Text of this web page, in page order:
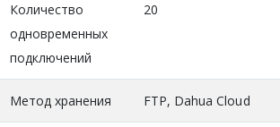
Количество
одновременных
подключений
20
Метод хранения FTP, Dahua Cloud